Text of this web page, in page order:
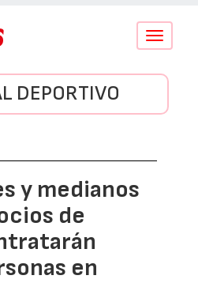
Conmutar
DEPORTIVO
y medianos
de
en